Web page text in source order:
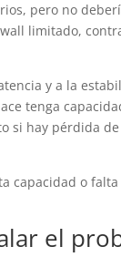
pero no
limitado,
y a la
tenga
si hay pérdida
capacidad o falta
el